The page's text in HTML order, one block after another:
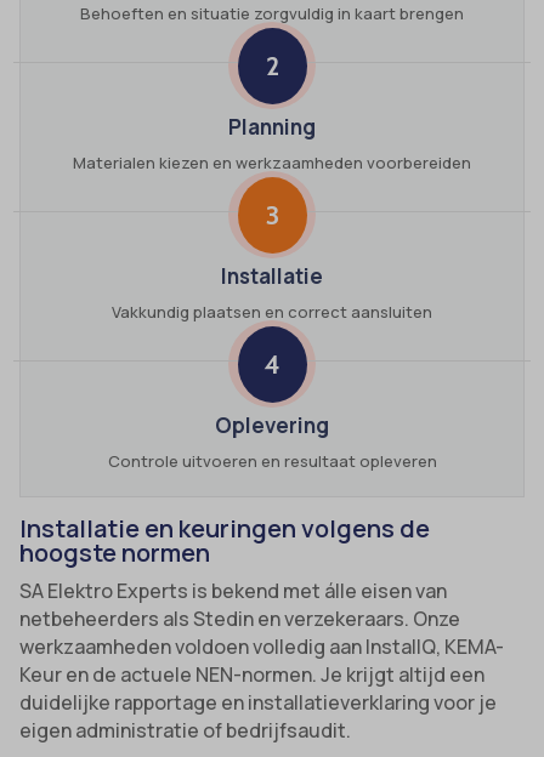
Behoeften en situatie zorgvuldig in kaart brengen
2
Planning
Materialen kiezen en werkzaamheden voorbereiden
3
Installatie
Vakkundig plaatsen en correct aansluiten
4
Oplevering
Controle uitvoeren en resultaat opleveren
Installatie en keuringen volgens de
hoogste normen
SA Elektro Experts is bekend met álle eisen van
netbeheerders als Stedin en verzekeraars. Onze
werkzaamheden voldoen volledig aan InstallQ, KEMA-
Keur en de actuele NEN-normen. Je krijgt altijd een
duidelijke rapportage en installatieverklaring voor je
eigen administratie of bedrijfsaudit.